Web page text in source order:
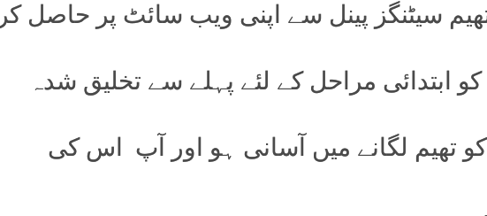
تھیم سیٹنگز پینل سے اپنی ویب سائٹ پر حاصل کر
ابتدائی مراحل کے لئے پہلے سے تخلیق شدہ
کو تھیم لگانے میں آسانی ہو اور آپ اس کی